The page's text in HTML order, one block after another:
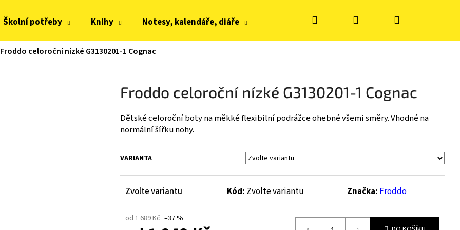
Školní potřeby Knihy Notesy, kalendáře, diáře Hračky, tvoření Doplňky k obuvi
Hledat PřihlášeníNákupní
Froddo celoroční nízké G3130201-1 Cognac
Froddo celoroční nízké G3130201-1 Cognac
Dětské celoroční boty na měkké flexibilní podrážce ohebné všemi směry. Vhodné na
normální šířku nohy.
VARIANTA
Zvolte variantu Kód: Zvolte variantu Značka:Froddo
od 1 689 Kč –37 %
Co potřebujete najít?
HLEDAT
JOMA HORIZON JUNIOR BAREFOOT 2604
FRODDO KOMPROMIS KE FLASH - BLUE